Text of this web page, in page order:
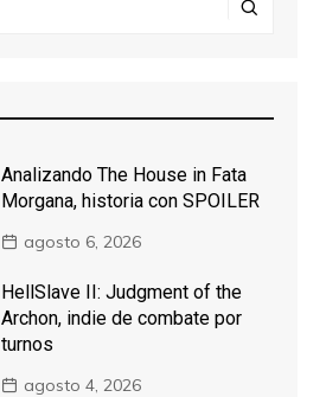
Analizando The House in Fata
Morgana, historia con SPOILER
agosto 6, 2026
HellSlave II: Judgment of the
Archon, indie de combate por
turnos
agosto 4, 2026